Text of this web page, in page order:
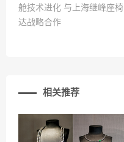
舱技术进化 与上海继峰座椅
达战略合作
相关推荐